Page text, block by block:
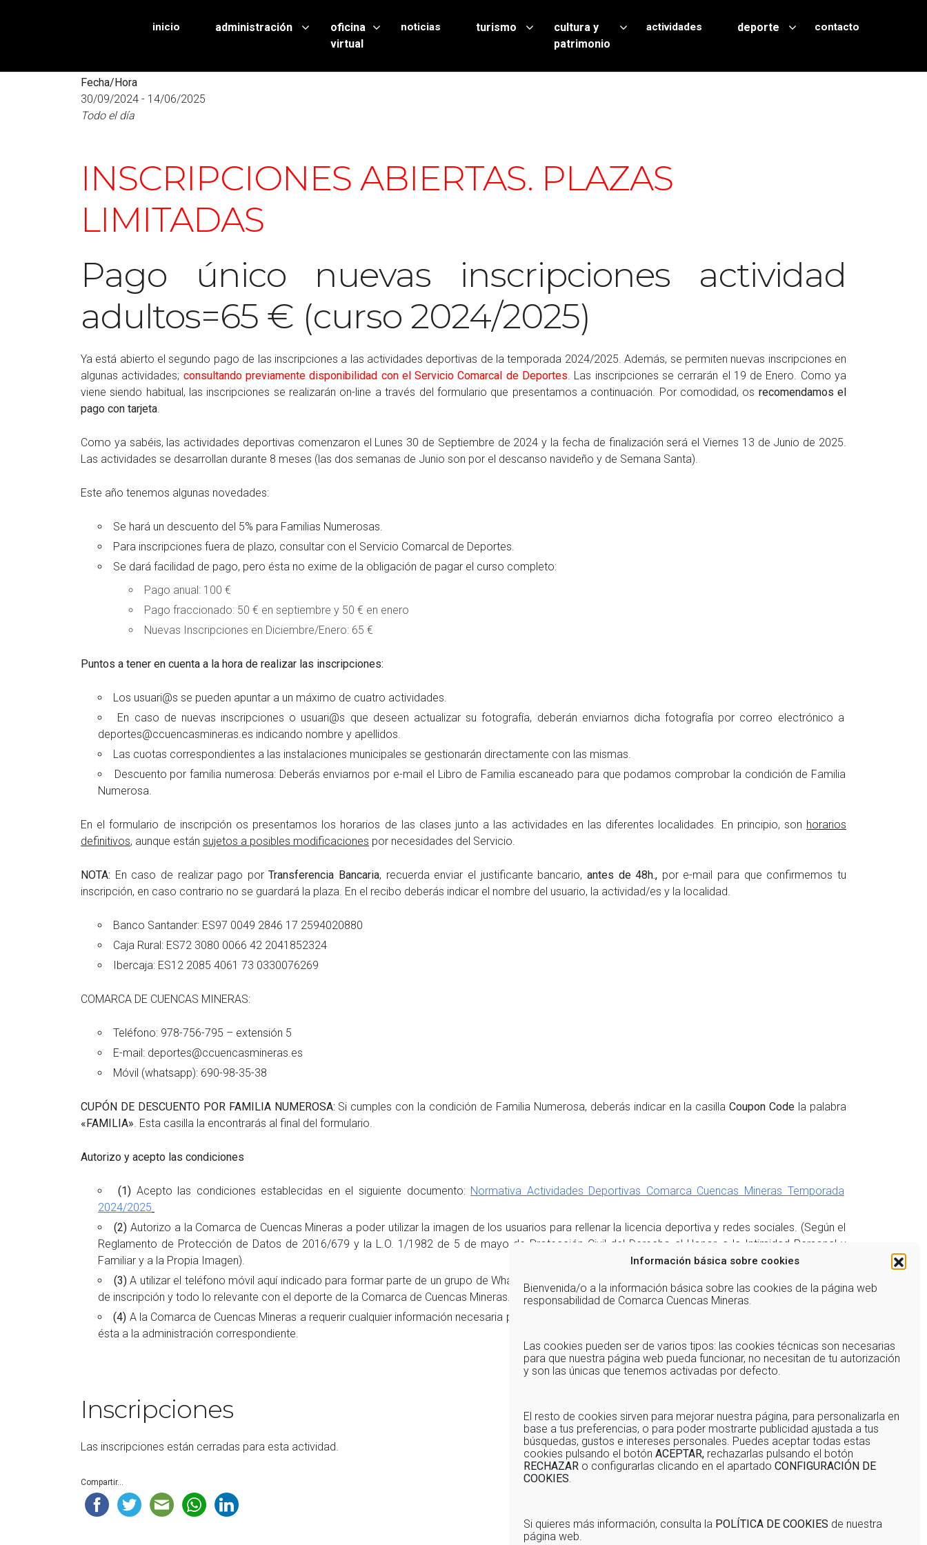
Información básica sobre cookies
Bienvenida/o a la información básica sobre las cookies de la página web
responsabilidad de Comarca Cuencas Mineras.
Las cookies pueden ser de varios tipos: las cookies técnicas son necesarias
para que nuestra página web pueda funcionar, no necesitan de tu autorización
y son las únicas que tenemos activadas por defecto.
El resto de cookies sirven para mejorar nuestra página, para personalizarla en
base a tus preferencias, o para poder mostrarte publicidad ajustada a tus
búsquedas, gustos e intereses personales. Puedes aceptar todas estas
cookies pulsando el botón ACEPTAR, rechazarlas pulsando el botón
RECHAZAR o configurarlas clicando en el apartado CONFIGURACIÓN DE
COOKIES.
Si quieres más información, consulta la POLÍTICA DE COOKIES de nuestra
página web.
inicio administración
oficina
virtual
noticias turismo
cultura y
patrimonio
actividades deporte contacto
Fecha/Hora
30/09/2024 - 14/06/2025
Todo el día
INSCRIPCIONES ABIERTAS. PLAZAS
LIMITADAS
Pago único nuevas inscripciones actividad
adultos=65 € (curso 2024/2025)
Ya está abierto el segundo pago de las inscripciones a las actividades deportivas de la temporada 2024/2025. Además, se permiten nuevas inscripciones en
algunas actividades; consultando previamente disponibilidad con el Servicio Comarcal de Deportes. Las inscripciones se cerrarán el 19 de Enero. Como ya
viene siendo habitual, las inscripciones se realizarán on-line a través del formulario que presentamos a continuación. Por comodidad, os recomendamos el
pago con tarjeta.
Como ya sabéis, las actividades deportivas comenzaron el Lunes 30 de Septiembre de 2024 y la fecha de finalización será el Viernes 13 de Junio de 2025.
Las actividades se desarrollan durante 8 meses (las dos semanas de Junio son por el descanso navideño y de Semana Santa).
Este año tenemos algunas novedades:
Se hará un descuento del 5% para Familias Numerosas.
Para inscripciones fuera de plazo, consultar con el Servicio Comarcal de Deportes.
Se dará facilidad de pago, pero ésta no exime de la obligación de pagar el curso completo:
Pago anual: 100 €
Pago fraccionado: 50 € en septiembre y 50 € en enero
Nuevas Inscripciones en Diciembre/Enero: 65 €
Puntos a tener en cuenta a la hora de realizar las inscripciones:
Los usuari@s se pueden apuntar a un máximo de cuatro actividades.
En caso de nuevas inscripciones o usuari@s que deseen actualizar su fotografía, deberán enviarnos dicha fotografía por correo electrónico a
deportes@ccuencasmineras.es indicando nombre y apellidos.
Las cuotas correspondientes a las instalaciones municipales se gestionarán directamente con las mismas.
Descuento por familia numerosa: Deberás enviarnos por e-mail el Libro de Familia escaneado para que podamos comprobar la condición de Familia
Numerosa.
En el formulario de inscripción os presentamos los horarios de las clases junto a las actividades en las diferentes localidades. En principio, son horarios
definitivos, aunque están sujetos a posibles modificaciones por necesidades del Servicio.
NOTA: En caso de realizar pago porTransferencia Bancaria, recuerda enviar el justificante bancario, antes de 48h., por e-mail para que confirmemos tu
inscripción, en caso contrario no se guardará la plaza. En el recibo deberás indicar el nombre del usuario, la actividad/es y la localidad.
Banco Santander: ES97 0049 2846 17 2594020880
Caja Rural: ES72 3080 0066 42 2041852324
Ibercaja: ES12 2085 4061 73 0330076269
COMARCA DE CUENCAS MINERAS:
Teléfono: 978-756-795 – extensión 5
E-mail: deportes@ccuencasmineras.es
Móvil (whatsapp): 690-98-35-38
CUPÓN DE DESCUENTO POR FAMILIA NUMEROSA: Si cumples con la condición de Familia Numerosa, deberás indicar en la casillaCoupon Code la palabra
«FAMILIA». Esta casilla la encontrarás al final del formulario.
Autorizo y acepto las condiciones
(1) Acepto las condiciones establecidas en el siguiente documento: Normativa Actividades Deportivas Comarca Cuencas Mineras Temporada
2024/2025
(2) Autorizo a la Comarca de Cuencas Mineras a poder utilizar la imagen de los usuarios para rellenar la licencia deportiva y redes sociales. (Según el
Reglamento de Protección de Datos de 2016/679 y la L.O. 1/1982 de 5 de mayo de Protección Civil del Derecho al Honor, a la Intimidad Personal y
Familiar y a la Propia Imagen).
(3)A utilizar el teléfono móvil aquí indicado para formar parte de un grupo de Whatsapp, con el fin de ser informado de todo lo referente a la actividad
de inscripción y todo lo relevante con el deporte de la Comarca de Cuencas Mineras.
(4) A la Comarca de Cuencas Mineras a requerir cualquier información necesaria para poder llevar a cabo la actividad o cualquier trámite que derive de
ésta a la administración correspondiente.
Inscripciones
Las inscripciones están cerradas para esta actividad.
Compartir...